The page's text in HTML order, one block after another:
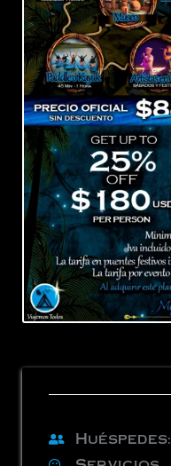
Huéspedes: